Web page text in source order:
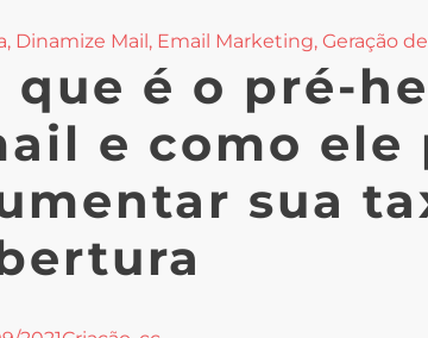
, Dinamize Mail , Email Marketing, Geração
que é o pré-
e como ele
sua